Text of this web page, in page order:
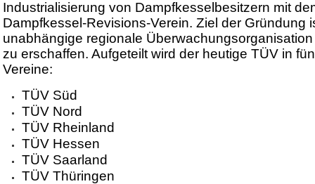
Industrialisierung von Dampfkesselbesitzern mit
Dampfkessel-Revisions-Verein. Ziel der Gründung
unabhängige regionale
zu erschaffen. Aufgeteilt wird der heutige TÜV in
Vereine:
TÜV Süd
TÜV Nord
TÜV Rheinland
TÜV Hessen
TÜV Saarland
TÜV Thüringen